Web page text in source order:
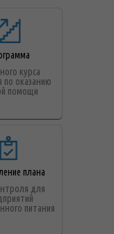
курса
по оказанию
помощи
плана
для
питания